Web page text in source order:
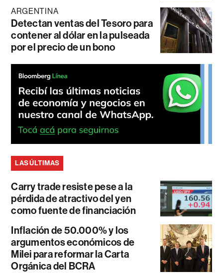
ARGENTINA
Detectan ventas del Tesoro para
contener al dólar en la pulseada
por el precio de un bono
LAS ÚLTIMAS
Carry trade resiste pese a la
pérdida de atractivo del yen
como fuente de financiación
Inflación de 50.000% y los
argumentos económicos de
Milei para reformar la Carta
Orgánica del BCRA